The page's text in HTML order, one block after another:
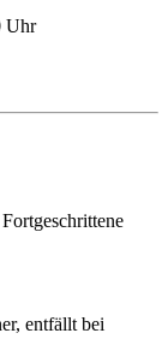
Uhr
entfällt bei